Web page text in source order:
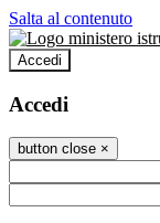
Salta al contenuto
Accedi
Accedi
button close ×